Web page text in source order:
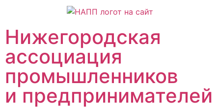
Нижегородская
ассоциация
промышленников
и предпринимателей